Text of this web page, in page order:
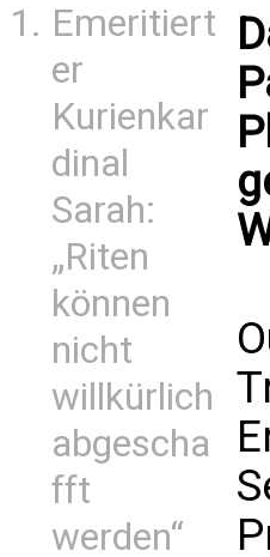
Emeritiert
er
Kurienkar
dinal
Sarah:
„Riten
können
nicht
willkürlich
abgescha
fft
werden“